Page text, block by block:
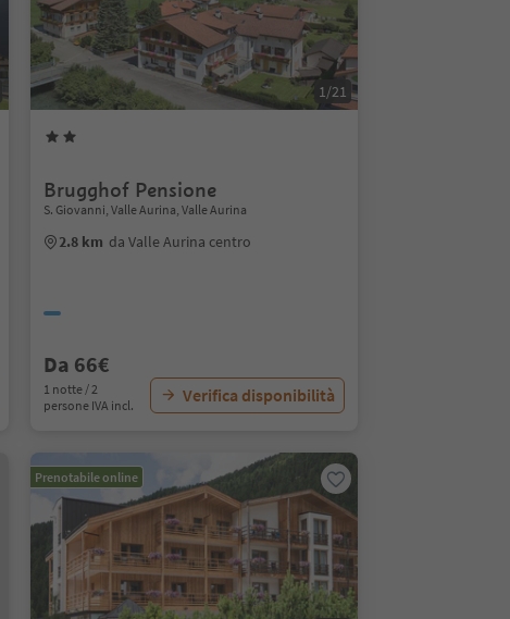
1/21
Brugghof Pensione
S. Giovanni, Valle Aurina, Valle Aurina
2.8 km da Valle Aurina centro
Da 66€
1 notte / 2
persone IVA incl.
Verifica disponibilità
Prenotabile online